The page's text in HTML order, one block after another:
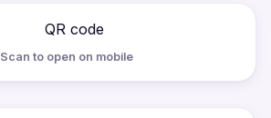
Scan to open on mobile